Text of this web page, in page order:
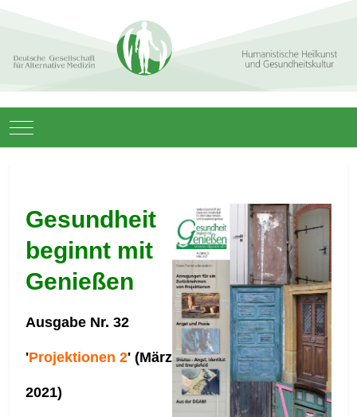
Mobile Menu Toggle
Gesundheit
beginnt mit
Genießen
Ausgabe Nr. 32
'Projektionen 2' (März
2021)